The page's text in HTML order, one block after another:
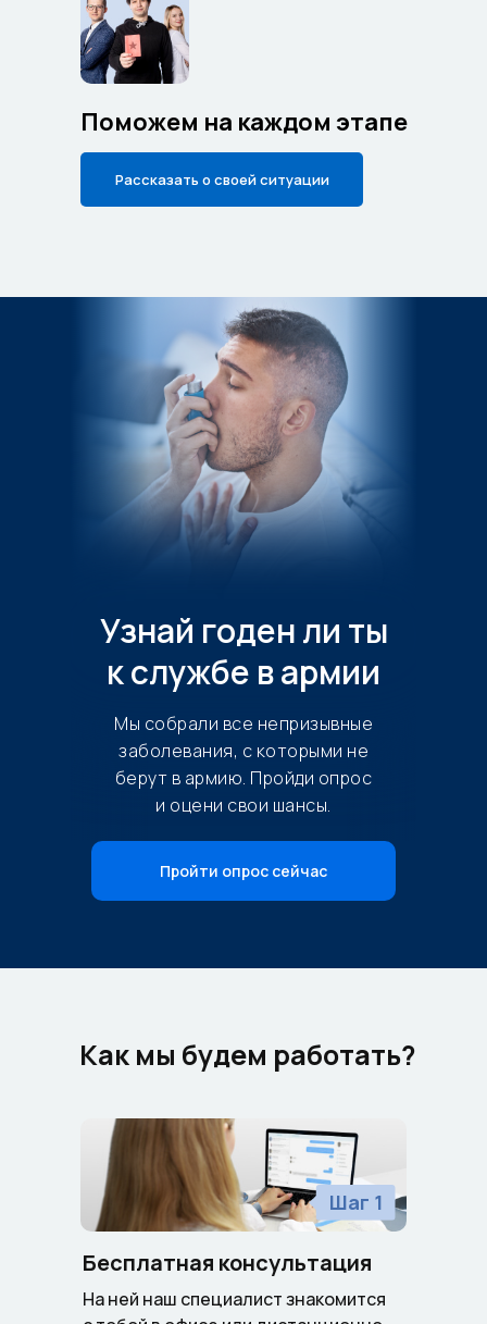
Рассказать о своей ситуации
Поможем на каждом этапе
Пройти опрос сейчас
Узнай годен ли ты
к службе в армии
Мы собрали все непризывные
заболевания, с которыми не
берут в армию. Пройди опрос
и оцени свои шансы.
Как мы будем работать?
Бесплатная консультация
На ней наш специалист знакомится
Шаг 1